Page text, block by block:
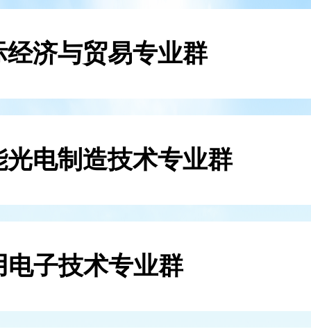
经济与贸易专业群
光电制造技术专业群
电子技术专业群